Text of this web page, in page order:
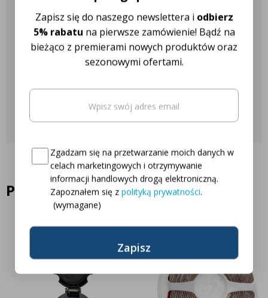
Nasza obsługa klienta jest do
Twojej dyspozycji!
Najczęściej zadawane pytania
Skontaktuj się z nami
Podobne produkty
Zapisz się do naszego newslettera i odbierz
5% rabatu na pierwsze zamówienie! Bądź na
bieżąco z premierami nowych produktów oraz
sezonowymi ofertami.
Email
Consent (wymagane)
Zgadzam się na przetwarzanie moich danych w
celach marketingowych i otrzymywanie
informacji handlowych drogą elektroniczną.
Zapoznałem się z polityką prywatności.
(wymagane)
Oto Twój kod zniżkowy na